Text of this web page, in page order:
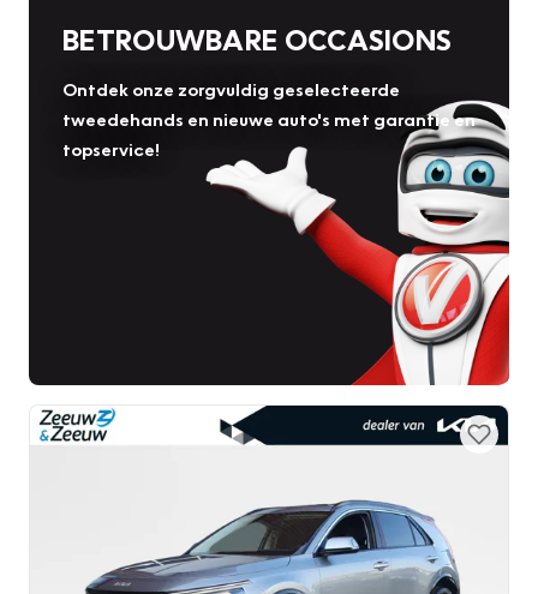
BETROUWBARE OCCASIONS
Ontdek onze zorgvuldig geselecteerde
tweedehands en nieuwe auto's met garantie en
topservice!